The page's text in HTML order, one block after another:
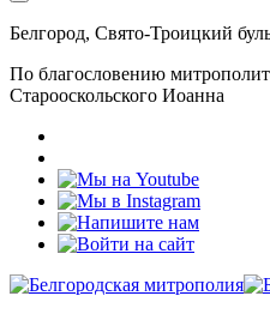
Белгород, Свято-Троицкий
По благословению
Старооскольского Иоанна